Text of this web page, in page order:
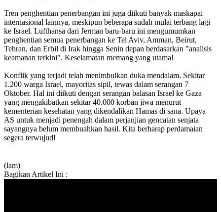
Tren penghentian penerbangan ini juga diikuti banyak maskapai
internasional lainnya, meskipun beberapa sudah mulai terbang lagi
ke Israel. Lufthansa dari Jerman baru-baru ini mengumumkan
penghentian semua penerbangan ke Tel Aviv, Amman, Beirut,
Tehran, dan Erbil di Irak hingga Senin depan berdasarkan "analisis
keamanan terkini". Keselamatan memang yang utama!
Konflik yang terjadi telah menimbulkan duka mendalam. Sekitar
1.200 warga Israel, mayoritas sipil, tewas dalam serangan 7
Oktober. Hal ini diikuti dengan serangan balasan Israel ke Gaza
yang mengakibatkan sekitar 40.000 korban jiwa menurut
kementerian kesehatan yang dikendalikan Hamas di sana. Upaya
AS untuk menjadi penengah dalam perjanjian gencatan senjata
sayangnya belum membuahkan hasil. Kita berharap perdamaian
segera terwujud!
(lam)
Bagikan Artikel Ini :